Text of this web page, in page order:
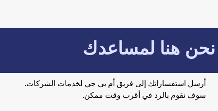
نحن هنا لمساعدك
أرسل استفساراتك إلى فريق أم بي جي لخدمات الشركات.
سوف نقوم بالرد في أقرب وقت ممكن.